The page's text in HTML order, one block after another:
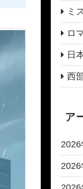
ミ
ロ
日
西
ア
2026
2026